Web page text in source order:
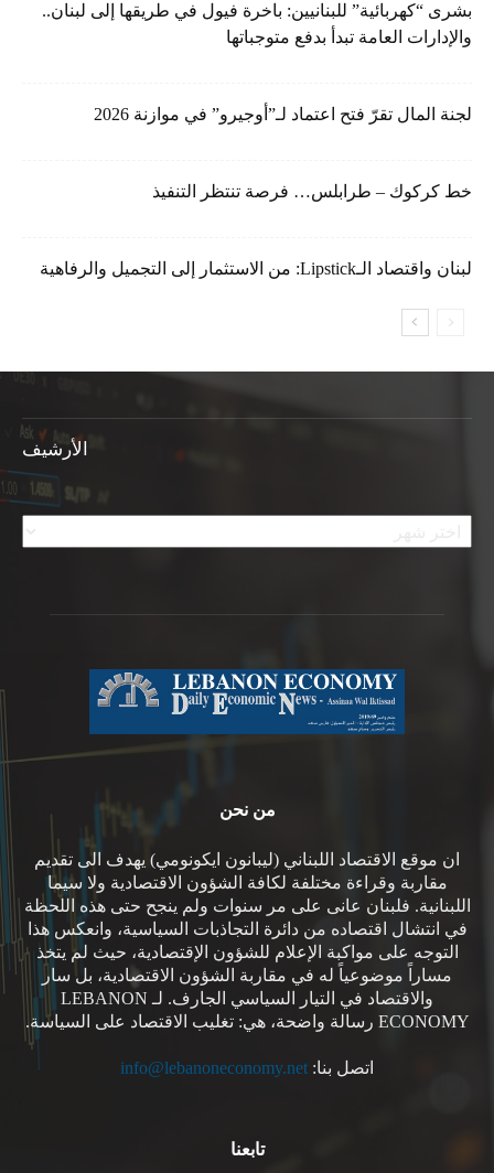
بشرى “كهربائية” للبنانيين: باخرة فيول في طريقها إلى لبنان..
والإدارات العامة تبدأ بدفع متوجباتها
لجنة المال تقرّ فتح اعتماد لـ”أوجيرو” في موازنة 2026
خط كركوك – طرابلس… فرصة تنتظر التنفيذ
لبنان واقتصاد الـLipstick: من الاستثمار إلى التجميل والرفاهية
الأرشيف
الأرشيف
من نحن
ان موقع الاقتصاد اللبناني (ليبانون ايكونومي) يهدف الى تقديم
مقاربة وقراءة مختلفة لكافة الشؤون الاقتصادية ولا سيما
اللبنانية. فلبنان عانى على مر سنوات ولم ينجح حتى هذه اللحظة
في انتشال اقتصاده من دائرة التجاذبات السياسية، وانعكس هذا
التوجه على مواكبة الإعلام للشؤون الإقتصادية، حيث لم يتخذ
مساراً موضوعياً له في مقاربة الشؤون الاقتصادية، بل سار
والاقتصاد في التيار السياسي الجارف. لـ LEBANON
ECONOMY رسالة واضحة، هي: تغليب الاقتصاد على السياسة.
اتصل بنا: info@lebanoneconomy.net
تابعنا